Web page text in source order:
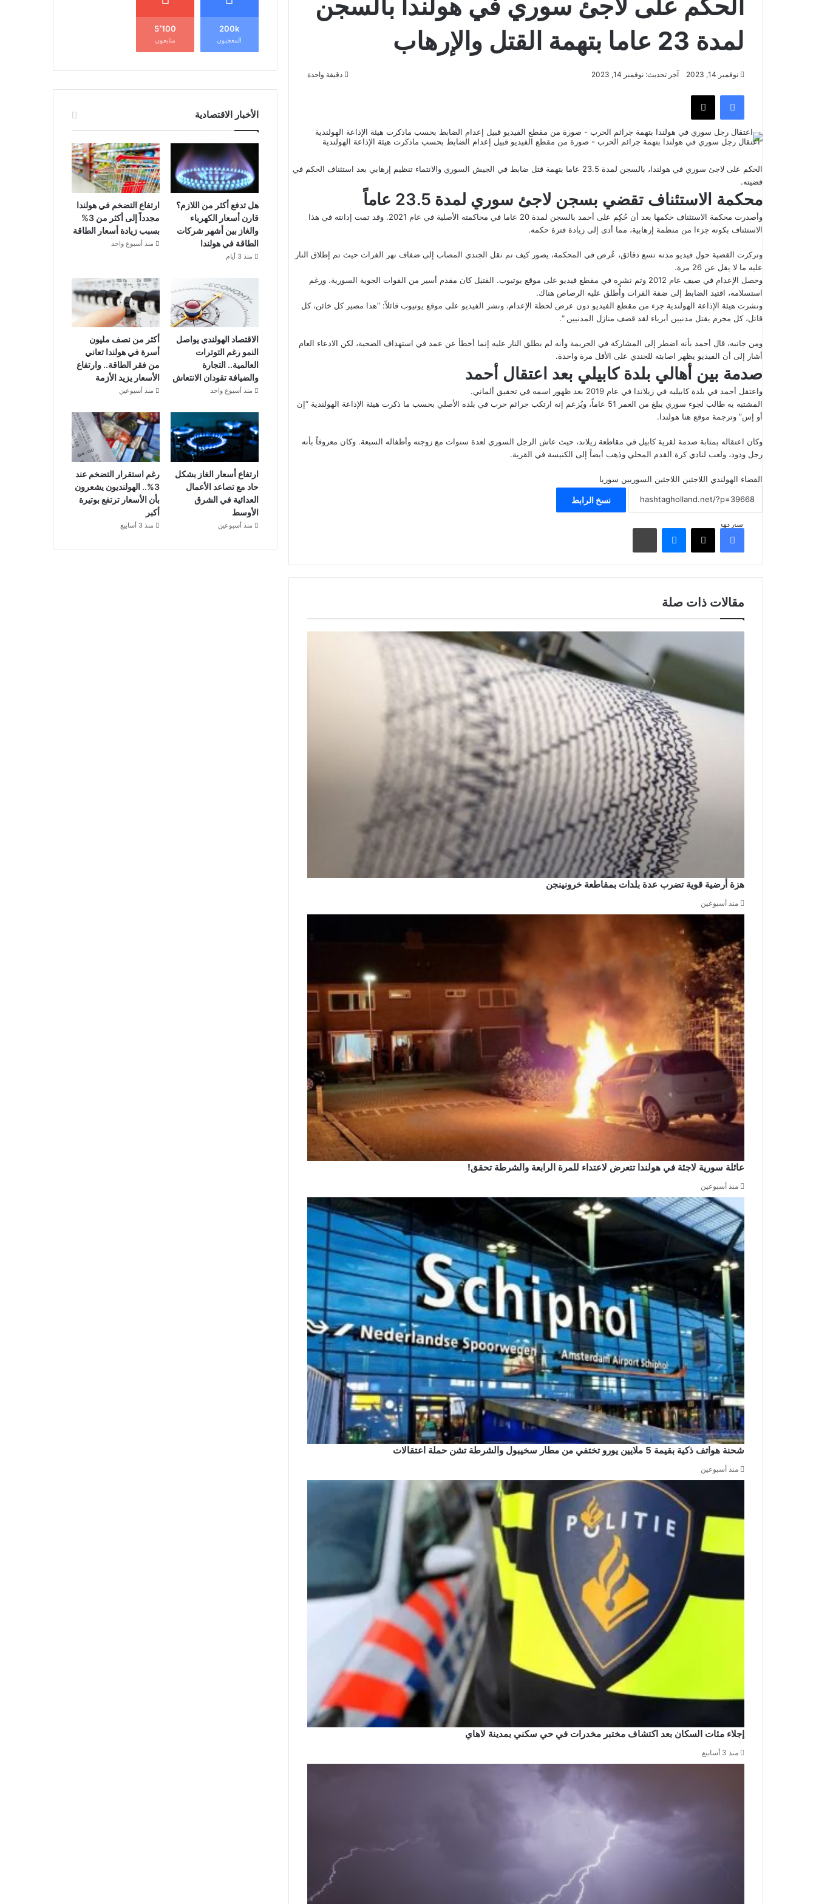
الحكم على لاجئ سوري في هولندا بالسجن
لمدة 23 عاما بتهمة القتل والإرهاب
نوفمبر 14, 2023 آخر تحديث: نوفمبر 14, 2023 دقيقة واحدة
فيسبوك ‫X
اعتقال رجل سوري في هولندا بتهمة جرائم الحرب - صورة من مقطع الفيديو قبيل إعدام الضابط بحسب ماذكرت هيئة الإذاعة الهولندية
الحكم على لاجئ سوري في هولندا، بالسجن لمدة 23.5 عاما بتهمة قتل ضابط في الجيش السوري والانتماء تنظيم إرهابي بعد استئناف الحكم في
قضيته.
محكمة الاستئناف تقضي بسجن لاجئ سوري لمدة 23.5 عاماً
وأصدرت محكمة الاستئناف حكمها بعد أن حُكِم على أحمد بالسجن لمدة 20 عاما في محاكمته الأصلية في عام 2021. وقد تمت إدانته في هذا
الاستئناف بكونه جزءا من منظمة إرهابية، مما أدى إلى زيادة فترة حكمه.
وتركزت القضية حول فيديو مدته تسع دقائق، عُرض في المحكمة، يصور كيف تم نقل الجندي المصاب إلى ضفاف نهر الفرات حيث تم إطلاق النار
عليه ما لا يقل عن 26 مرة.
وحصل الإعدام في صيف عام 2012 وتم نشره في مقطع فيديو على موقع يوتيوب. القتيل كان مقدم أسير من القوات الجوية السورية. ورغم
استسلامه، اقتيد الضابط إلى ضفة الفرات وأُطلق عليه الرصاص هناك.
ونشرت هيئة الإذاعة الهولندية جزء من مقطع الفيديو دون عرض لحظة الإعدام، ونشر الفيديو على موقع يوتيوب قائلاً: “هذا مصير كل خائن، كل
قاتل، كل مجرم يقتل مدنيين أبرياء لقد قصف منازل المدنيين “.
ومن جانبه، قال أحمد بأنه اضطر إلى المشاركة في الجريمة وأنه لم يطلق النار عليه إنما أخطأ عن عمد في استهداف الضحية، لكن الادعاء العام
أشار إلى أن الفيديو يظهر اصابته للجندي على الأقل مرة واحدة.
صدمة بين أهالي بلدة كابيلي بعد اعتقال أحمد
واعتقل أحمد في بلدة كابيليه في زيلاندا في عام 2019 بعد ظهور اسمه في تحقيق ألماني.
المشتبه به طالب لجوء سوري يبلغ من العمر 51 عاماً، ويُزعم إنه ارتكب جرائم حرب في بلده الأصلي بحسب ما ذكرت هيئة الإذاعة الهولندية “إن
أو إس” وترجمة موقع هنا هولندا.
وكان اعتقاله بمثابة صدمة لقرية كابيل في مقاطعة زيلاند، حيث عاش الرجل السوري لعدة سنوات مع زوجته وأطفاله السبعة. وكان معروفاً بأنه
رجل ودود، ولعب لنادي كرة القدم المحلي وذهب أيضاً إلى الكنيسة في القرية.
القضاء الهولندي اللاجئين اللاجئين السوريين سوريا
نسخ الرابط
شاركهافيسبوك ‫X ماسنجر مشاركة عبر البريد
مقالات ذات صلة
هزة أرضية قوية تضرب عدة بلدات بمقاطعة خرونينجن
منذ أسبوعين
عائلة سورية لاجئة في هولندا تتعرض لاعتداء للمرة الرابعة والشرطة تحقق!
منذ أسبوعين
شحنة هواتف ذكية بقيمة 5 ملايين يورو تختفي من مطار سخيبول والشرطة تشن حملة اعتقالات
منذ أسبوعين
إجلاء مئات السكان بعد اكتشاف مختبر مخدرات في حي سكني بمدينة لاهاي
منذ 3 أسابيع
200k
المعجبون
5٬100
متابعون
الأخبار الاقتصادية
هل تدفع أكثر من اللازم؟
قارن أسعار الكهرباء
والغاز بين أشهر شركات
الطاقة في هولندا
منذ 3 أيام
ارتفاع التضخم في هولندا
مجدداً إلى أكثر من 3%
بسبب زيادة أسعار الطاقة
منذ أسبوع واحد
الاقتصاد الهولندي يواصل
النمو رغم التوترات
العالمية.. التجارة
والضيافة تقودان الانتعاش
منذ أسبوع واحد
أكثر من نصف مليون
أسرة في هولندا تعاني
من فقر الطاقة.. وارتفاع
الأسعار يزيد الأزمة
منذ أسبوعين
ارتفاع أسعار الغاز بشكل
حاد مع تصاعد الأعمال
العدائية في الشرق
الأوسط
منذ أسبوعين
رغم استقرار التضخم عند
3%.. الهولنديون يشعرون
بأن الأسعار ترتفع بوتيرة
أكبر
منذ 3 أسابيع